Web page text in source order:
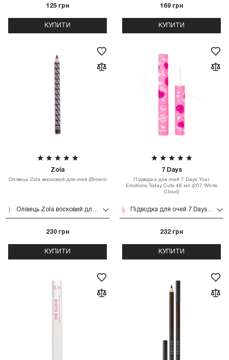
125 грн
КУПИТИ
169 грн
КУПИТИ
Zola
Олівець Zola восковий для очей (Brown)
Олівець Zola восковий для очей (Brown)
230 грн
КУПИТИ
7 Days
Підводка для очей 7 Days Your
Emotions Today Cute 48 мл (207 White
Cloud)
Підводка для очей 7 Days Your Emotions Today Cute 48 мл (207 White Cloud)
232 грн
КУПИТИ